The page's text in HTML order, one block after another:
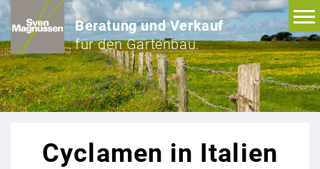
Beratung und Verkauf
für den Gartenbau.
Cyclamen in Italien